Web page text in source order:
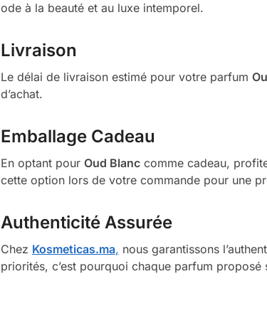
ode à la beauté et au luxe intemporel.
Livraison
Le délai de livraison estimé pour votre parfum
d’achat.
Emballage Cadeau
En optant pour Oud Blanccomme cadeau,
cette option lors de votre commande pour une
Authenticité Assurée
Chez Kosmeticas.ma, nous garantissons
priorités, c’est pourquoi chaque parfum